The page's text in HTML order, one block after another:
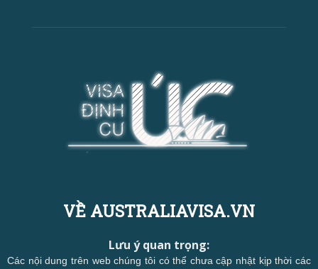
VỀ AUSTRALIAVISA.VN
Lưu ý quan trọng:
Các nội dung trên web chúng tôi có thể chưa cập nhật kịp thời các